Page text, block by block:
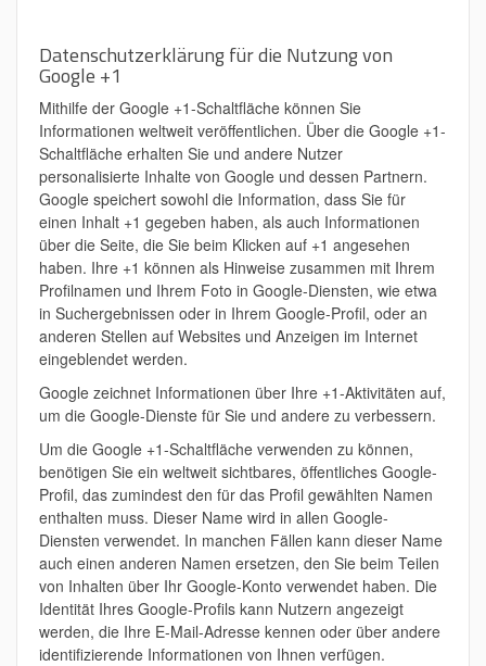
Datenschutzerklärung für die Nutzung von
Google +1
Mithilfe der Google +1-Schaltfläche können Sie
Informationen weltweit veröffentlichen. Über die Google +1-
Schaltfläche erhalten Sie und andere Nutzer
personalisierte Inhalte von Google und dessen Partnern.
Google speichert sowohl die Information, dass Sie für
einen Inhalt +1 gegeben haben, als auch Informationen
über die Seite, die Sie beim Klicken auf +1 angesehen
haben. Ihre +1 können als Hinweise zusammen mit Ihrem
Profilnamen und Ihrem Foto in Google-Diensten, wie etwa
in Suchergebnissen oder in Ihrem Google-Profil, oder an
anderen Stellen auf Websites und Anzeigen im Internet
eingeblendet werden.
Google zeichnet Informationen über Ihre +1-Aktivitäten auf,
um die Google-Dienste für Sie und andere zu verbessern.
Um die Google +1-Schaltfläche verwenden zu können,
benötigen Sie ein weltweit sichtbares, öffentliches Google-
Profil, das zumindest den für das Profil gewählten Namen
enthalten muss. Dieser Name wird in allen Google-
Diensten verwendet. In manchen Fällen kann dieser Name
auch einen anderen Namen ersetzen, den Sie beim Teilen
von Inhalten über Ihr Google-Konto verwendet haben. Die
Identität Ihres Google-Profils kann Nutzern angezeigt
werden, die Ihre E-Mail-Adresse kennen oder über andere
identifizierende Informationen von Ihnen verfügen.